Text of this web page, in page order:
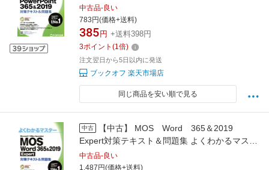
ター／富士通エフ・オー・エム(著者)
中古品-良い
783円(価格+送料)
385 円 +送料398円
3ポイント (1倍)
注文翌日から5日以内に発送
ブックオフ 楽天市場店
同じ商品を安い順で見る
中古
【中古】 MOS Word 365＆2019
Expert対策テキスト＆問題集 よくわかるマスタ
ー／富士通エフ・オー・エム(著者)
中古品-良い
1,487円(価格+送料)